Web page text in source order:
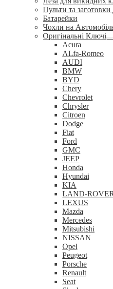
Пульти та
Батарейки
Чохли на
Оригінальні Ключі
Acura
ALfa-Romeo
AUDI
BMW
BYD
Chery
Chevrolet
Chrysler
Citroen
Dodge
Fiat
Ford
GMC
JEEP
Honda
Hyundai
KIA
LAND-
LEXUS
Mazda
Mercedes
Mitsubishi
NISSAN
Opel
Peugeot
Porsche
Renault
Seat